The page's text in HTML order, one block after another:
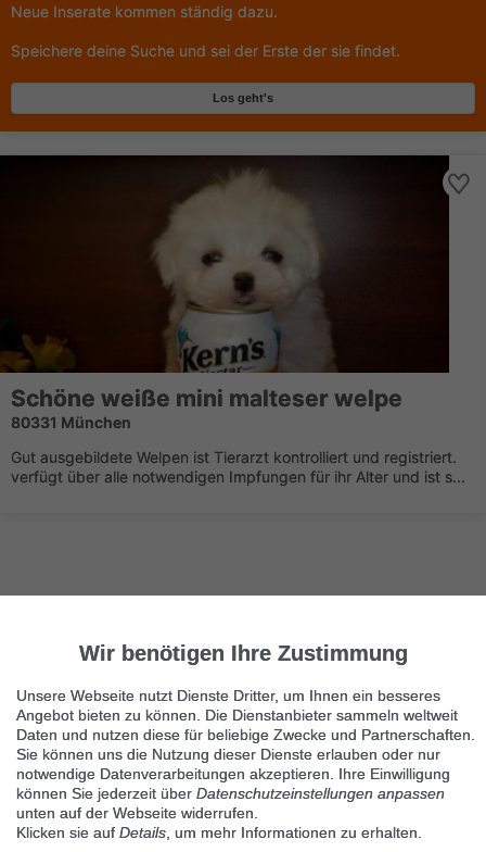
Neue Inserate kommen ständig dazu.
Speichere deine Suche und sei der Erste der sie findet.
Los geht's
Schöne weiße mini malteser welpe
80331 München
Gut ausgebildete Welpen ist Tierarzt kontrolliert und registriert.
verfügt über alle notwendigen Impfungen für ihr Alter und ist s...
Nächste Seite
Malteser
Immer die neuesten Anzeigen erhalten?
Kein Angebot verpassen, täglich per E-Mail.
Benachrichtigung aktivieren
Wir benötigen Ihre Zustimmung
Unsere Webseite nutzt Dienste Dritter, um Ihnen ein besseres
Angebot bieten zu können. Die Dienstanbieter sammeln weltweit
Daten und nutzen diese für beliebige Zwecke und Partnerschaften.
Sie können uns die Nutzung dieser Dienste erlauben oder nur
notwendige Datenverarbeitungen akzeptieren. Ihre Einwilligung
können Sie jederzeit über Datenschutzeinstellungen anpassen
unten auf der Webseite widerrufen.
Klicken sie auf Details , um mehr Informationen zu erhalten.